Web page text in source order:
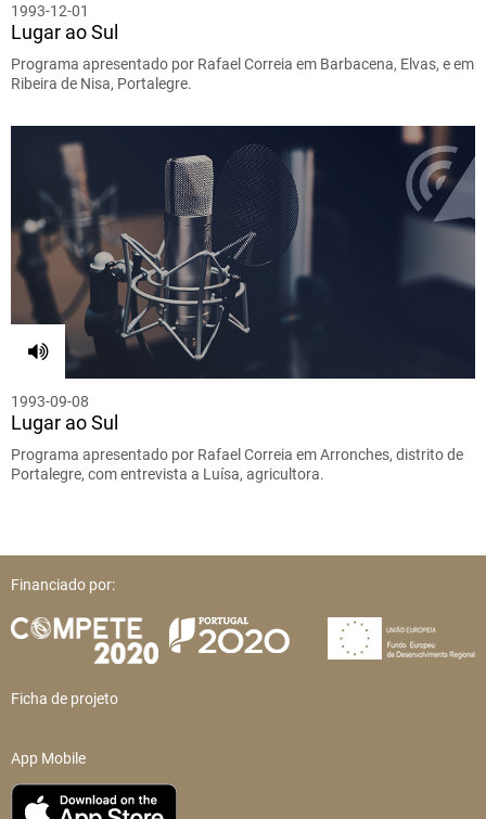
1993-12-01
Lugar ao Sul
Programa apresentado por Rafael Correia em Barbacena, Elvas, e em
Ribeira de Nisa, Portalegre.
1993-09-08
Lugar ao Sul
Programa apresentado por Rafael Correia em Arronches, distrito de
Portalegre, com entrevista a Luísa, agricultora.
Financiado por:
Ficha de projeto
App Mobile